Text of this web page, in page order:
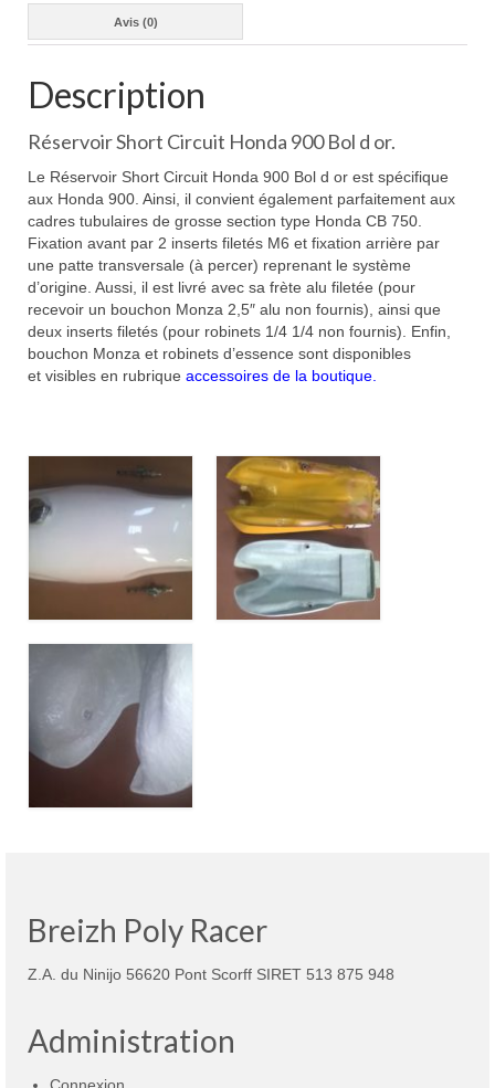
Avis (0)
Description
Réservoir Short Circuit Honda 900 Bol d or.
Le Réservoir Short Circuit Honda 900 Bol d or est spécifique
aux Honda 900. Ainsi, il convient également parfaitement aux
cadres tubulaires de grosse section type Honda CB 750.
Fixation avant par 2 inserts filetés M6 et fixation arrière par
une patte transversale (à percer) reprenant le système
d’origine. Aussi, il est livré avec sa frète alu filetée (pour
recevoir un bouchon Monza 2,5″ alu non fournis), ainsi que
deux inserts filetés (pour robinets 1/4 1/4 non fournis). Enfin,
bouchon Monza et robinets d’essence sont disponibles
et visibles en rubrique accessoires de la boutique.
Breizh Poly Racer
Z.A. du Ninijo 56620 Pont Scorff SIRET 513 875 948
Administration